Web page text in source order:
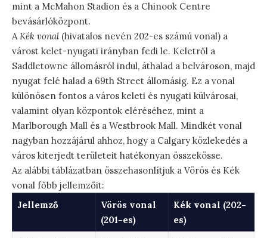
mint a McMahon Stadion és a Chinook Centre
bevásárlóközpont.
AKék vonal (hivatalos nevén 202-es számú vonal) a
várost kelet-nyugati irányban fedi le. Keletről a
Saddletowne állomásról indul, áthalad a belvároson, majd
nyugat felé halad a 69th Street állomásig. Ez a vonal
különösen fontos a város keleti és nyugati külvárosai,
valamint olyan központok eléréséhez, mint a
Marlborough Mall és a Westbrook Mall. Mindkét vonal
nagyban hozzájárul ahhoz, hogy a Calgary közlekedés a
város kiterjedt területeit hatékonyan összekösse.
Az alábbi táblázatban összehasonlítjuk a Vörös és Kék
vonal főbb jellemzőit:
Jellemző
Vörös vonal
(201-es)
Kék vonal (202-
es)